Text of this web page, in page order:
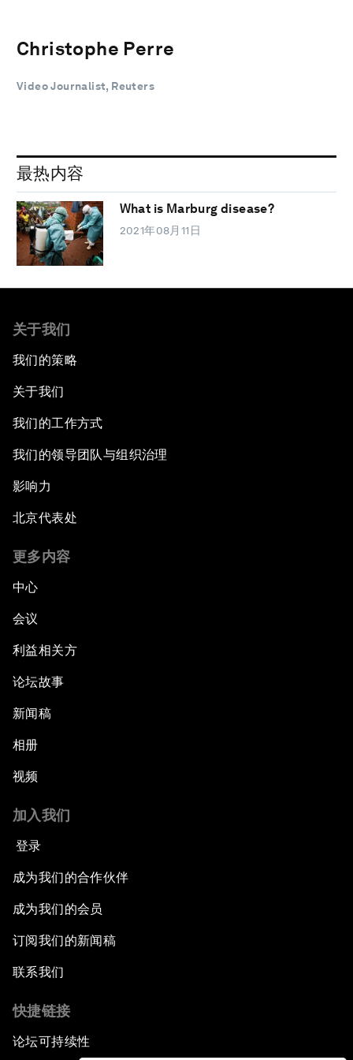
Christophe Perre
Video Journalist, Reuters
最热内容
What is Marburg disease?
2021年08月11日
关于我们
我们的策略
关于我们
我们的工作方式
我们的领导团队与组织治理
影响力
北京代表处
更多内容
中心
会议
利益相关方
论坛故事
新闻稿
相册
视频
加入我们
登录
成为我们的合作伙伴
成为我们的会员
订阅我们的新闻稿
联系我们
快捷链接
论坛可持续性